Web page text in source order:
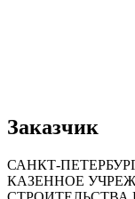
Заказчик
САНКТ-
КАЗЕННОЕ